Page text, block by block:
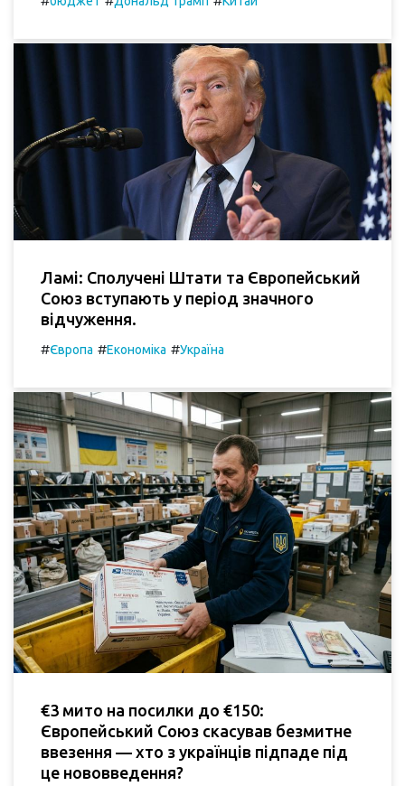
Ламі: Сполучені Штати та Європейський
Союз вступають у період значного
відчуження.
#Європа #Економіка #Україна
€3 мито на посилки до €150:
Європейський Союз скасував безмитне
ввезення — хто з українців підпаде під
це нововведення?